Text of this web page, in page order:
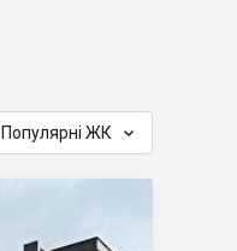
Популярні ЖК 